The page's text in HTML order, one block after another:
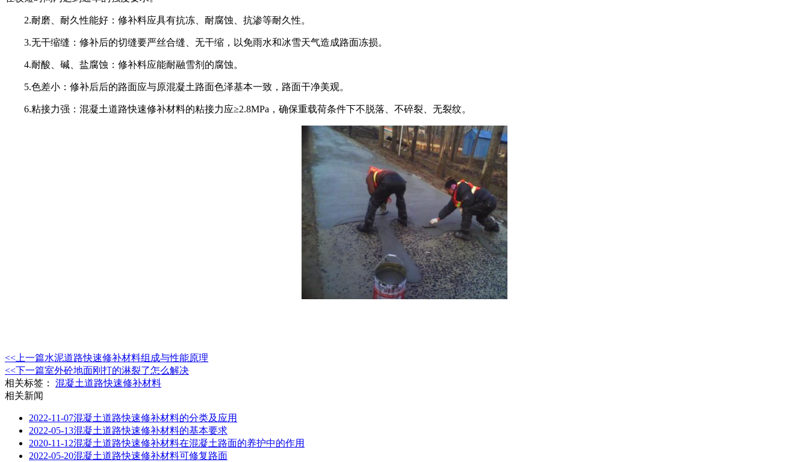
2.耐磨、耐久性能好：修补料应具有抗冻、耐腐蚀、抗渗等耐久性。
3.无干缩缝：修补后的切缝要严丝合缝、无干缩，以免雨水和冰雪天气造成路面冻损。
4.耐酸、碱、盐腐蚀：修补料应能耐融雪剂的腐蚀。
5.色差小：修补后后的路面应与原混凝土路面色泽基本一致，路面干净美观。
6.粘接力强：混凝土道路快速修补材料的粘接力应≥2.8MPa，确保重载荷条件下不脱落、不碎裂、无裂纹。
<<上一篇水泥道路快速修补材料组成与性能原理
<<下一篇室外砼地面刚打的淋裂了怎么解决
相关标签： 混凝土道路快速修补材料
相关新闻
2022-11-07混凝土道路快速修补材料的分类及应用
2022-05-13混凝土道路快速修补材料的基本要求
2020-11-12混凝土道路快速修补材料在混凝土路面的养护中的作用
2022-05-20混凝土道路快速修补材料可修复路面